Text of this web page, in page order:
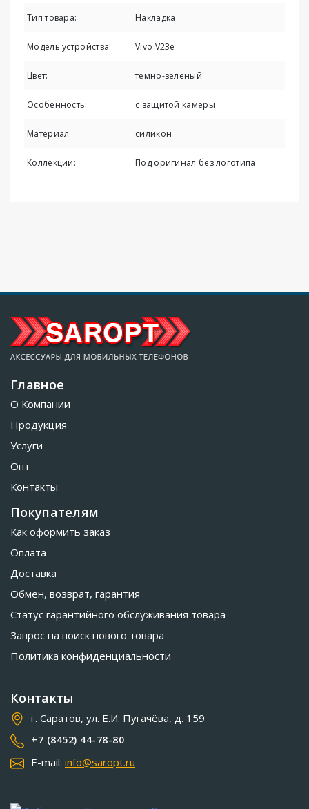
Тип товара: Накладка
Модель устройства: Vivo V23e
Цвет: темно-зеленый
Особенность: с защитой камеры
Материал: силикон
Коллекции: Под оригинал без логотипа
Главное
О Компании
Продукция
Услуги
Опт
Контакты
Покупателям
Как оформить заказ
Оплата
Доставка
Обмен, возврат, гарантия
Статус гарантийного обслуживания товара
Запрос на поиск нового товара
Политика конфиденциальности
Контакты
г. Саратов, ул. Е.И. Пугачёва, д. 159
+7 (8452) 44-78-80
E-mail: info@saropt.ru